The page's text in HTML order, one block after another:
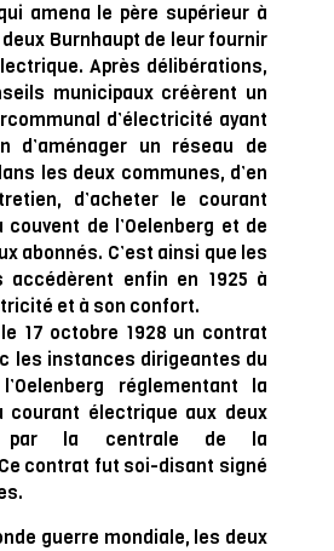
amena le père supérieur à
Burnhaupt de leur fournir
Après délibérations,
municipaux créèrent un
d’électricité ayant
d’aménager un réseau de
les deux communes, d’en
d’acheter le courant
de l’Oelenberg et de
abonnés. C’est ainsi que les
accédèrent enfin en 1925 à
et à son confort.
17 octobre 1928 un contrat
les instances dirigeantes du
réglementant la
courant électrique aux deux
par la centrale de la
contrat fut soi-disant signé
guerre mondiale, les deux